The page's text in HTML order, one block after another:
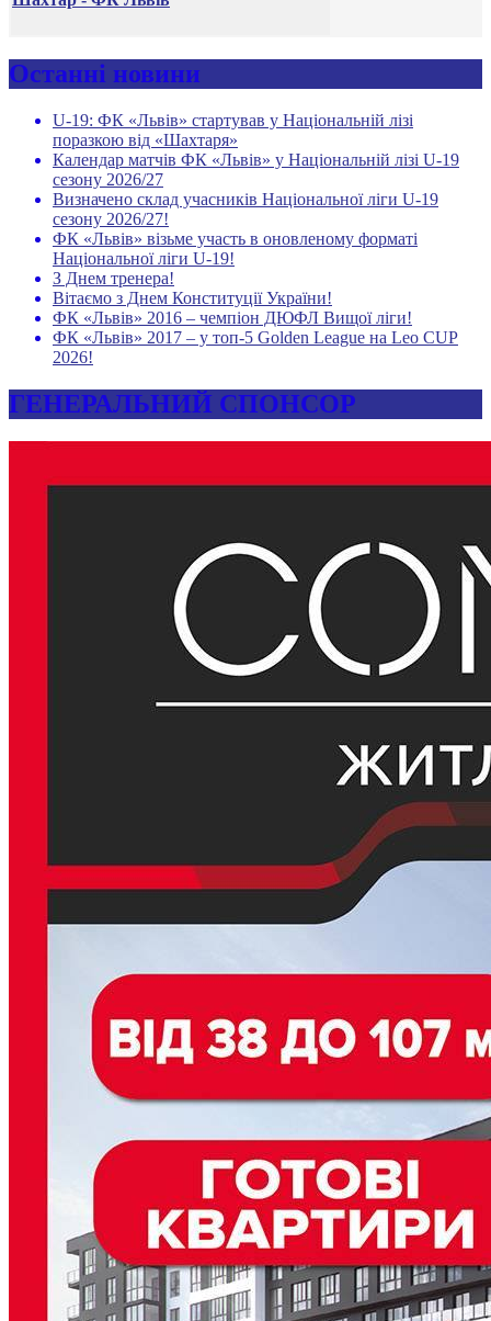
Останні новини
U-19: ФК «Львів» стартував у Національній лізі
поразкою від «Шахтаря»
Календар матчів ФК «Львів» у Національній лізі U-19
сезону 2026/27
Визначено склад учасників Національної ліги U-19
сезону 2026/27!
ФК «Львів» візьме участь в оновленому форматі
Національної ліги U-19!
З Днем тренера!
Вітаємо з Днем Конституції України!
ФК «Львів» 2016 – чемпіон ДЮФЛ Вищої ліги!
ФК «Львів» 2017 – у топ-5 Golden League на Leo CUP
2026!
ГЕНЕРАЛЬНИЙ СПОНСОР